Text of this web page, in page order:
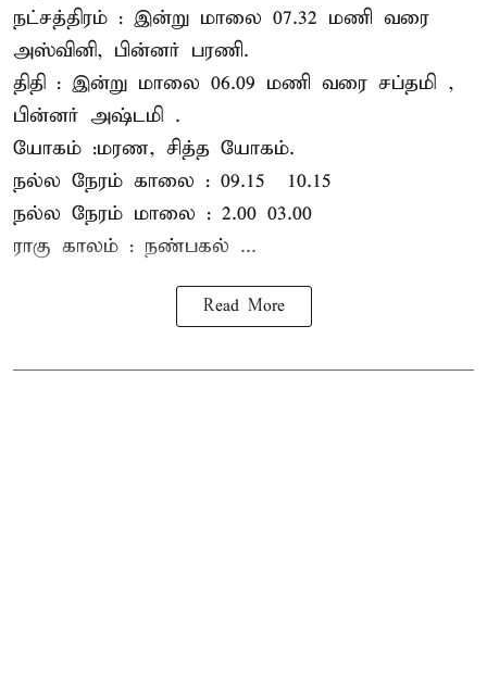
நட்சத்திரம் : இன்று மாலை 07.32 மணி வரை
அஸ்வினி, பின்னர் பரணி.
திதி : இன்று மாலை 06.09 மணி வரை சப்தமி ,
பின்னர் அஷ்டமி .
யோகம் :மரண, சித்த யோகம்.
நல்ல நேரம் காலை : 09.15 – 10.15
நல்ல நேரம் மாலை : 2.00– 03.00
ராகு காலம் : நண்பகல் ...
Read More